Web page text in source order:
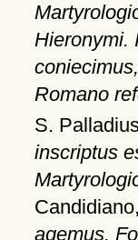
Hieronymi.
Romano
S.
inscriptus
Candidiano,
agemus.